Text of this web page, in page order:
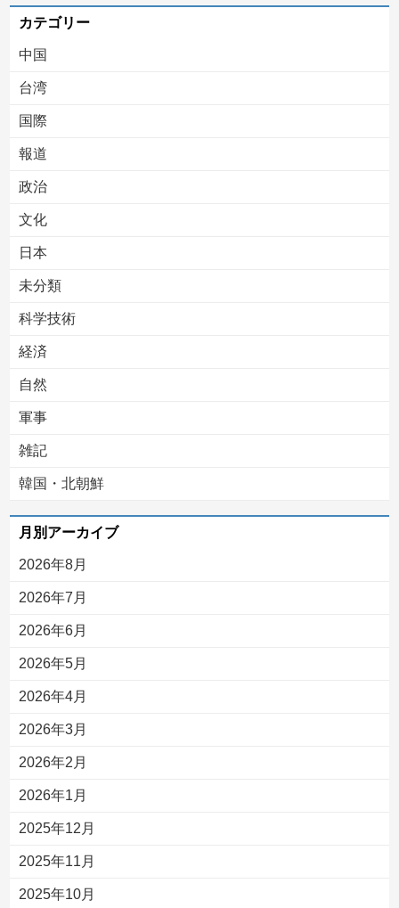
カテゴリー
中国
台湾
国際
報道
政治
文化
日本
未分類
科学技術
経済
自然
軍事
雑記
韓国・北朝鮮
月別アーカイブ
2026年8月
2026年7月
2026年6月
2026年5月
2026年4月
2026年3月
2026年2月
2026年1月
2025年12月
2025年11月
2025年10月